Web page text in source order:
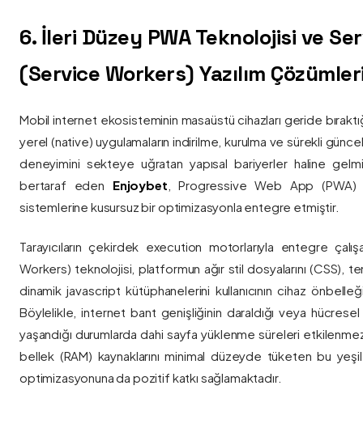
6. İleri Düzey PWA Teknolojisi ve
(Service Workers) Yazılım
Mobil internet ekosisteminin masaüstü cihazları geride
yerel (native) uygulamaların indirilme, kurulma ve sürekli
deneyimini sekteye uğratan yapısal bariyerler haline
bertaraf eden Enjoybet , Progressive Web App (PWA)
sistemlerine kusursuz bir optimizasyonla entegre etmiştir.
Tarayıcıların çekirdek execution motorlarıyla entegre
Workers) teknolojisi, platformun ağır stil dosyalarını (CSS),
dinamik javascript kütüphanelerini kullanıcının cihaz
Böylelikle, internet bant genişliğinin daraldığı veya
yaşandığı durumlarda dahi sayfa yüklenme süreleri
bellek (RAM) kaynaklarını minimal düzeyde tüketen bu yeşil
optimizasyonuna da pozitif katkı sağlamaktadır.